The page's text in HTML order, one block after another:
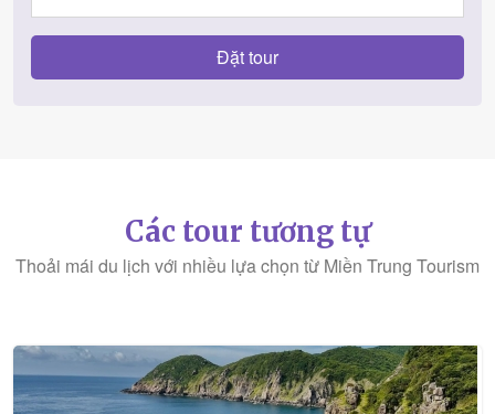
Các tour tương tự
Thoải mái du lịch với nhiều lựa chọn từ Miền Trung Tourism